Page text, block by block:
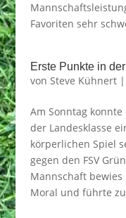
Favoriten sehr
Erste Punkte in
von Steve Kühnert|
Am Sonntag
der Landesklasse
körperlichen Spiel
gegen den FSV
Mannschaft
Moral und führte